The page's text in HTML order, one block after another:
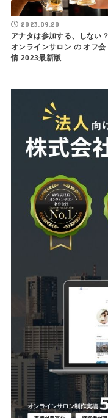
2023.09.20
アナタは参加する、しない
オンラインサロン の オフ会
情 2023最新版